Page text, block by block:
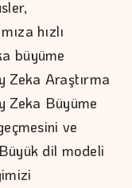
hızlı
büyüme
Zeka Araştırma
Zeka Büyüme
ve
dil modeli